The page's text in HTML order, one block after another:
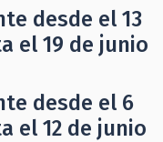
desde el 13
el 19 de junio
desde el 6
el 12 de junio